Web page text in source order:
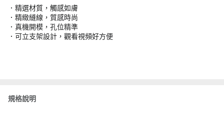
．精選材質，觸感如膚
．精緻縫線，質感時尚
．真機開模，孔位精準
．可立支架設計，觀看視頻好方便
規格說明